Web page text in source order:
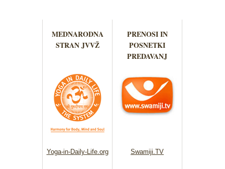
MEDNARODNA
STRAN JVVŽ
Yoga-in-Daily-Life.org
PRENOSI IN
POSNETKI
PREDAVANJ
Swamiji.TV